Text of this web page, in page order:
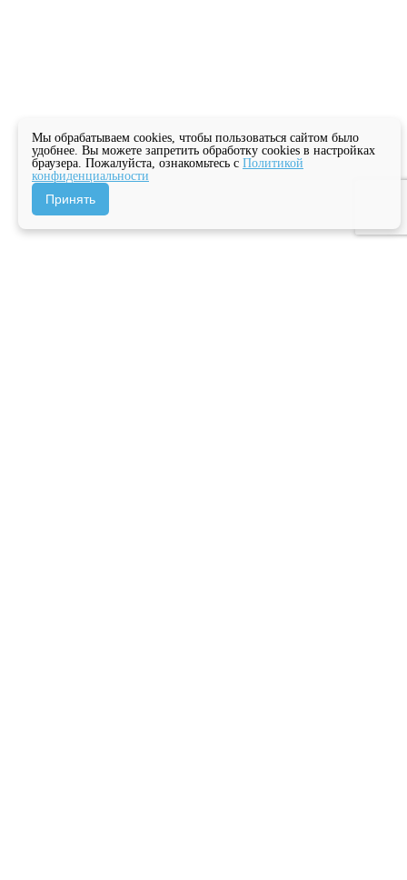
Мы обрабатываем cookies, чтобы пользоваться сайтом было
удобнее. Вы можете запретить обработку cookies в настройках
браузера. Пожалуйста, ознакомьтесь с Политикой
конфиденциальности
Принять